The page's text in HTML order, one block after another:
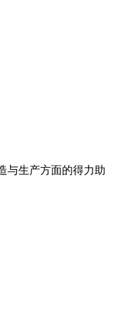
与生产方面的得力助